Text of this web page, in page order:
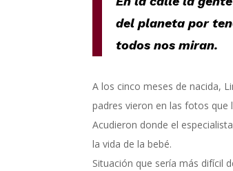
del planeta por
todos nos miran.
A los cinco meses de nacida,
padres vieron en las fotos
Acudieron donde el
la vida de la bebé.
Situación que sería más difícil